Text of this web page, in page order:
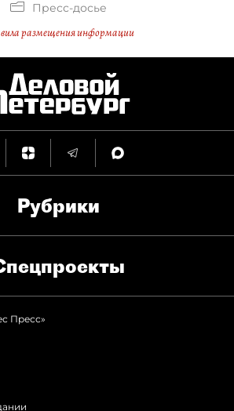
Пресс-досье
размещения информации
Рубрики
Пресс»